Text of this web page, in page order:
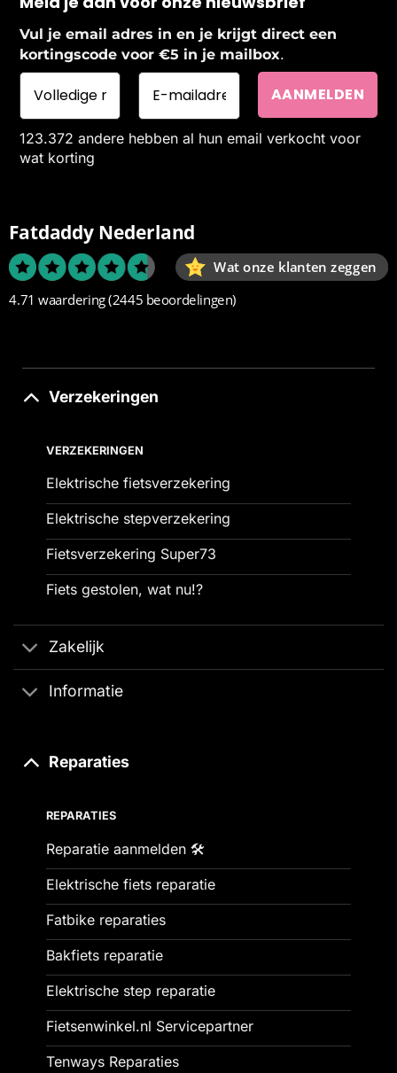
Vul je email adres in en je krijgt direct een
kortingscode voor €5 in je mailbox.
123.372 andere hebben al hun email verkocht voor
wat korting
Fatdaddy Nederland
Wat onze klanten zeggen
4.71 waardering(2445 beoordelingen)
Verzekeringen
VERZEKERINGEN
Elektrische fietsverzekering
Elektrische stepverzekering
Fietsverzekering Super73
Fiets gestolen, wat nu!?
Zakelijk
Informatie
Reparaties
REPARATIES
Reparatie aanmelden 🛠️
Elektrische fiets reparatie
Fatbike reparaties
Bakfiets reparatie
Elektrische step reparatie
Fietsenwinkel.nl Servicepartner
Tenways Reparaties